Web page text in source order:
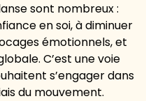
sont nombreux :
en soi, à diminuer
émotionnels, et
C’est une voie
s’engager dans
du mouvement.